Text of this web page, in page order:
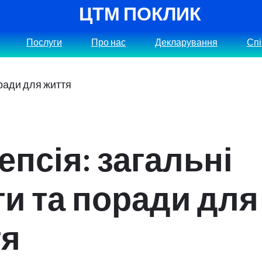
ЦТМ ПОКЛИК
Послуги Про нас Декларування
загальні
та поради для